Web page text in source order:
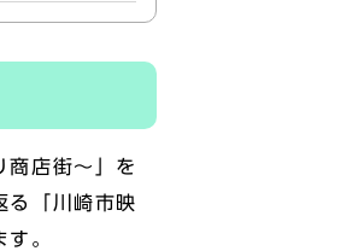
商店街～」を
る「川崎市映
。